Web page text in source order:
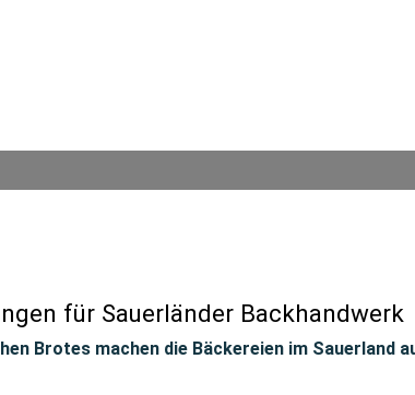
für Sauerländer Backhandwerk
Brotes machen die Bäckereien im Sauerland